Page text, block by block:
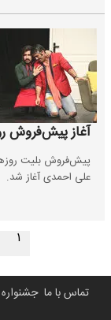
آغاز پیش‌فروش
پیش‌فروش بلیت
علی احمدی آغاز شد.
۱
تماس با ما